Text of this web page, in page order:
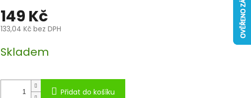
149 Kč
133,04 Kč bez DPH
cena:
Skladem
Přidat do košíku